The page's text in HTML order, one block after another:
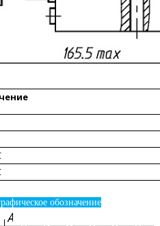
обозначение